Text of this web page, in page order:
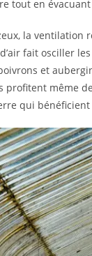
tout en évacuant
la
fait osciller
et
profitent même
qui